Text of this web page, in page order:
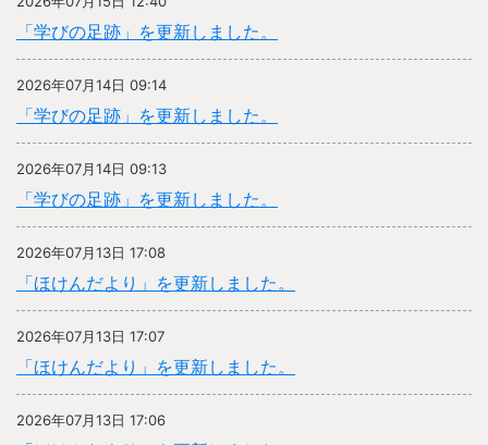
「学びの足跡」を更新しました。
2026年07月14日 09:14
「学びの足跡」を更新しました。
2026年07月14日 09:13
「学びの足跡」を更新しました。
2026年07月13日 17:08
「ほけんだより」を更新しました。
2026年07月13日 17:07
「ほけんだより」を更新しました。
2026年07月13日 17:06